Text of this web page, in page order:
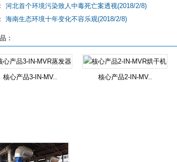
河北首个环境污染致人中毒死亡案透视(2018/2/8)
海南生态环境十年变化不容乐观(2018/2/8)
：
核心产品3-IN-MV.. 核心产品2-IN-MV..